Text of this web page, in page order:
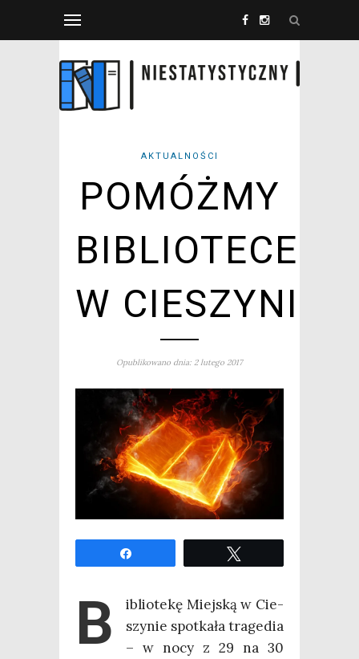
AKTUALNOŚCI
POMÓŻMY
BIBLIOTECE
W CIESZYNIE!
Opublikowano dnia: 2 lutego 2017
B
iblio­te­kę Miej­ską w Cie­
szy­nie spo­tka­ła tra­ge­dia
– w nocy z 29 na 30